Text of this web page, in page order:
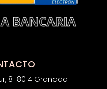
8 18014 Granada